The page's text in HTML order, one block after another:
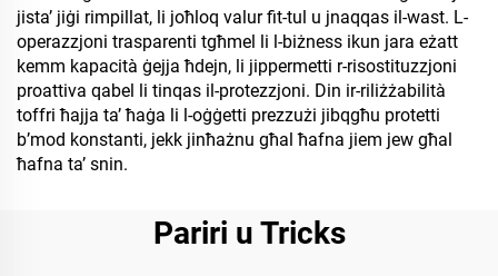
jista’ jiġi rimpillat, li joħloq valur fit-tul u jnaqqas il-wast. L-
operazzjoni trasparenti tgħmel li l-biżness ikun jara eżatt
kemm kapacità ġejja ħdejn, li jippermetti r-risostituzzjoni
proattiva qabel li tinqas il-protezzjoni. Din ir-riliżżabilità
toffri ħajja ta’ ħaġa li l-oġġetti prezzużi jibqgħu protetti
b’mod konstanti, jekk jinħażnu għal ħafna jiem jew għal
ħafna ta’ snin.
Pariri u Tricks